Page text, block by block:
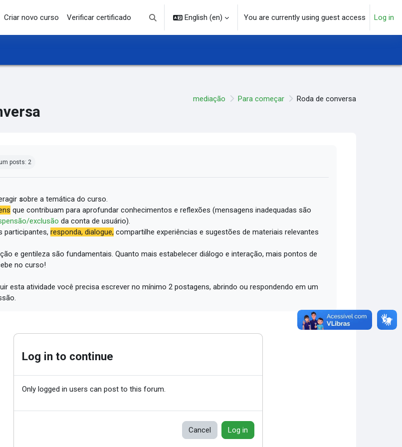
Criar novo curso Verificar certificado
Toggle search input
English ‎(en)‎ You are currently using guest access Log in
mediação Para começar Roda de conversa
posts: 2
sobre a temática do curso.
que contribuam para aprofundar conhecimentos e reflexões (mensagens inadequadas são
exclusão da conta de usuário).
participantes,responda, dialogue, compartilhe experiências e sugestões de materiais relevantes
e gentileza são fundamentais.Quanto mais estabelecer diálogo e interação, mais pontos de
no curso!
esta atividade você precisa escrever no mínimo 2 postagens, abrindo ou respondendo em um
Log in to continue
Only logged in users can post to this forum.
Cancel Log in